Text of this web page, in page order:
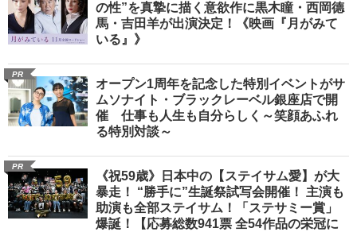
の性”を真摯に描く意欲作に黒木瞳・西岡德
馬・吉田羊が出演決定！《映画『月がみて
いる』》
PR
オープン1周年を記念した特別イベントがサ
ムソナイト・ブラックレーベル銀座店で開
催 仕事も人生も自分らしく～笑顔あふれ
る特別対談～
PR
《祝59歳》日本中の【ステイサム愛】が大
暴走！ “勝手に”生誕祭試写会開催！ 主演も
助演も全部ステイサム！「ステサミー賞」
爆誕！【応募総数941票 全54作品の栄冠に